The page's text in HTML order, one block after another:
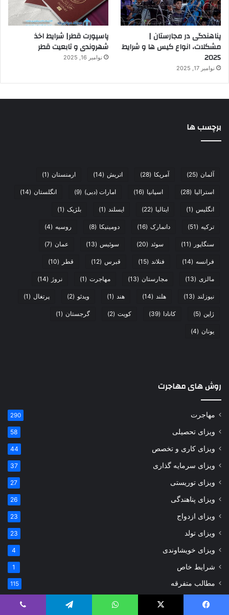
پناهندگی در مجارستان |
مشکلات، انواع کیس ها و شرایط
2025
نوامبر 17, 2025
پاسپورت قطر| شرایط اخذ
شهروندی و تابعیت قطر
نوامبر 16, 2025
برچسب ها
آلمان (25) آمریکا (28) اتریش (14) ارمنستان (1)
استرالیا (28) اسپانیا (16) امارات (دبی) (9) انگلستان (14)
انگلیس (1) ایتالیا (22) ایسلند (1) بلژیک (1)
ترکیه (51) دانمارک (16) دومینیکا (8) روسیه (4)
سنگاپور (11) سوئد (20) سوئیس (13) عمان (7)
فرانسه (14) فنلاند (15) قبرس (12) قطر (10)
مالزی (13) مجارستان (13) مهاجرت (1) نروژ (14)
نیوزلند (13) هلند (14) هند (1) ویدئو (2) پرتغال (1)
ژاپن (5) کانادا (39) کویت (2) گرجستان (1)
یونان (4)
روش های مهاجرت
مهاجرت 290
ویزای تحصیلی 58
ویزای کاری و تخصص 44
ویزای سرمایه گذاری 37
ویزای توریستی 27
ویزای پناهندگی 26
ویزای ازدواج 23
ویزای تولد 23
ویزای خویشاوندی 4
شرایط خاص 1
مطالب متفرقه 115
اخبار